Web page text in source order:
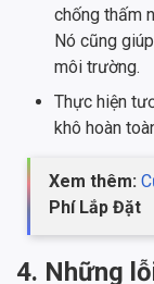
chống thấm
Nó cũng
môi trường.
Thực hiện
khô hoàn
Xem thêm:
Phí Lắp Đặt
4. Những